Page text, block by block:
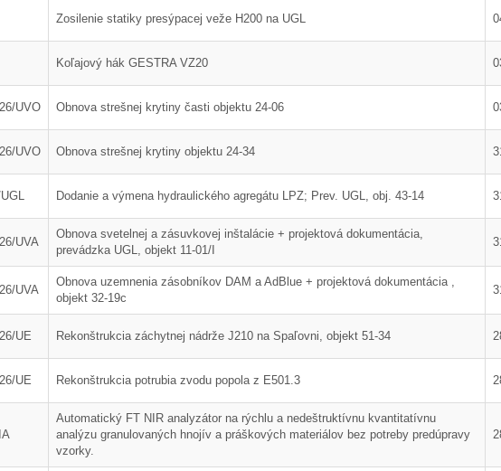
a.s. za rok
01. Jan.
Novým generálnym riaditeľom
Pavel Hanus
05. Dec.
Mikulášske
Zosilenie statiky presýpacej veže H200 na UGL
Koľajový hák GESTRA VZ20
UVO Obnova strešnej krytiny časti objektu 24-06
UVO Obnova strešnej krytiny objektu 24-34
Dodanie a výmena hydraulického agregátu LPZ; Prev. UGL, obj. 43-14
UVA
Obnova svetelnej a zásuvkovej inštalácie + projektová dokumentácia,
prevádzka UGL, objekt 11-01/I
UVA
Obnova uzemnenia zásobníkov DAM a AdBlue + projektová dokumentácia ,
objekt 32-19c
UE Rekonštrukcia záchytnej nádrže J210 na Spaľovni, objekt 51-34
UE Rekonštrukcia potrubia zvodu popola z E501.3
Automatický FT NIR analyzátor na rýchlu a nedeštruktívnu kvantitatívnu
analýzu granulovaných hnojív a práškových materiálov bez potreby predúpravy
vzorky.